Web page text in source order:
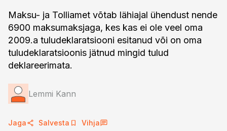
Maksu- ja Tolliamet võtab lähiajal ühendust nende
6900 maksumaksjaga, kes kas ei ole veel oma
2009.a tuludeklaratsiooni esitanud või on oma
tuludeklaratsioonis jätnud mingid tulud
deklareerimata.
Lemmi Kann
Jaga Salvesta Vihja